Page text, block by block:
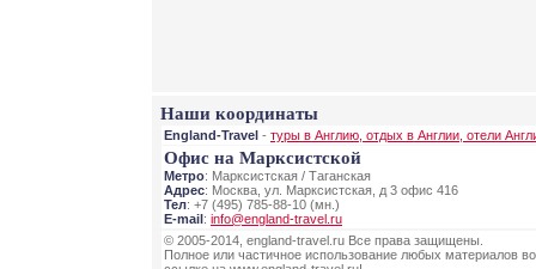
Наши координаты
England-Travel - туры в Англию, отдых в Англии, отели
Офис на Марксистской
Метро: Марксистская / Таганская
Адрес: Москва, ул. Марксистская, д 3 офис 416
Тел: +7 (495) 785-88-10 (мн.)
E-mail: info@england-travel.ru
© 2005-2014, england-travel.ru Все права защищены.
Полное или частичное использование любых материалов